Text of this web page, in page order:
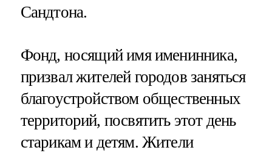
Сандтона.
Фонд, носящий имя именинника,
призвал жителей городов заняться
благоустройством общественных
территорий, посвятить этот день
старикам и детям. Жители